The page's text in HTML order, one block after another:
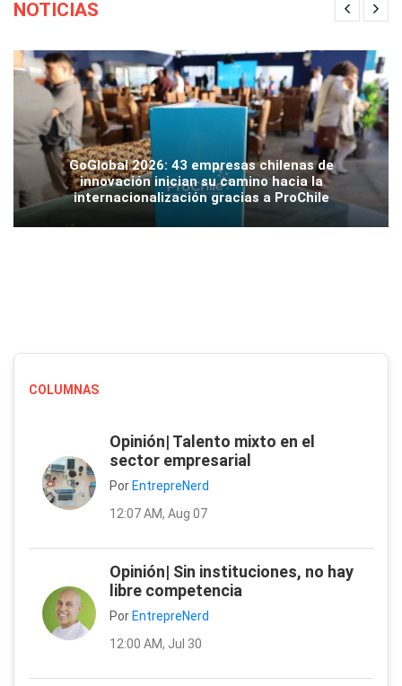
NOTICIAS
GoGlobal 2026: 43 empresas chilenas de
innovación inician su camino hacia la
internacionalización gracias a ProChile
COLUMNAS
Opinión| Talento mixto en el
sector empresarial
Por EntrepreNerd
12:07 AM, Aug 07
Opinión| Sin instituciones, no hay
libre competencia
Por EntrepreNerd
12:00 AM, Jul 30